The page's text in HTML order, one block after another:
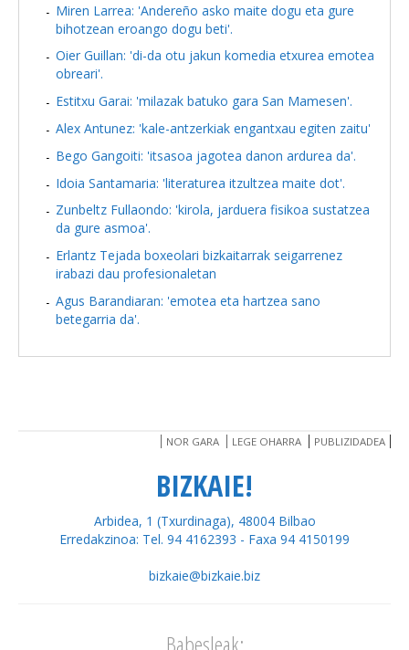
Miren Larrea: 'Andereño asko maite dogu eta gure
bihotzean eroango dogu beti'.
Oier Guillan: 'di-da otu jakun komedia etxurea emotea
obreari'.
Estitxu Garai: 'milazak batuko gara San Mamesen'.
Alex Antunez: 'kale-antzerkiak engantxau egiten zaitu'
Bego Gangoiti: 'itsasoa jagotea danon ardurea da'.
Idoia Santamaria: 'literaturea itzultzea maite dot'.
Zunbeltz Fullaondo: 'kirola, jarduera fisikoa sustatzea
da gure asmoa'.
Erlantz Tejada boxeolari bizkaitarrak seigarrenez
irabazi dau profesionaletan
Agus Barandiaran: 'emotea eta hartzea sano
betegarria da'.
NOR GARA LEGE OHARRA PUBLIZIDADEA
BIZKAIE!
Arbidea, 1 (Txurdinaga), 48004 Bilbao
Erredakzinoa: Tel. 94 4162393 - Faxa 94 4150199
bizkaie@bizkaie.biz
Babesleak: